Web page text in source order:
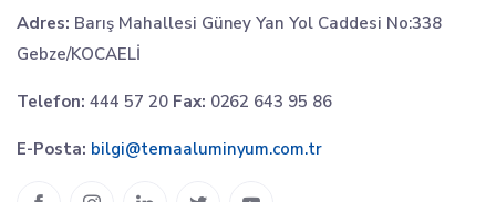
Adres: Barış Mahallesi Güney Yan Yol Caddesi No:338
Gebze/KOCAELİ
Telefon: 444 57 20 Fax: 0262 643 95 86
E-Posta: bilgi@temaaluminyum.com.tr